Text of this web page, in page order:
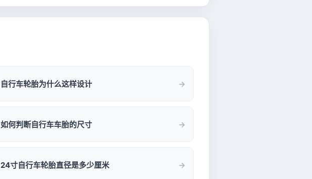
自行车轮胎为什么这样设计
如何判断自行车车胎的尺寸
24寸自行车轮胎直径是多少厘米